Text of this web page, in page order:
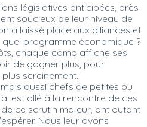
législatives anticipées, près
soucieux de leur niveau de
a laissé place aux alliances et
programme économique ?
chaque camp affiche ses
de gagner plus, pour
sereinement.
aussi chefs de petites ou
est allé à la rencontre de ces
ce scrutin majeur, ont autant
Nous leur avons